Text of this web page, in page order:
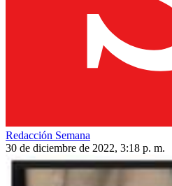
Redacción Semana
30 de diciembre de 2022, 3:18 p. m.